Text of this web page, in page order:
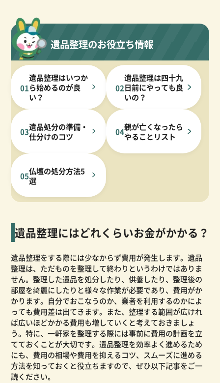
遺品整理のお役立ち情報
01
遺品整理はいつか
ら始めるのが良
い？
02
遺品整理は四十九
日前にやっても良
いの？
03遺品処分の準備・
仕分けのコツ
04親が亡くなったら
やることリスト
05仏壇の処分方法5
選
遺品整理にはどれくらいお金がかかる？
遺品整理をする際には少なからず費用が発生します。遺品
整理は、ただものを整理して終わりというわけではありま
せん。整理した遺品を処分したり、供養したり、整理後の
部屋を綺麗にしたりと様々な作業が必要であり、費用がか
かります。自分でおこなうのか、業者を利用するのかによ
っても費用差は出てきます。また、整理する範囲が広けれ
ば広いほどかかる費用も増していくと考えておきましょ
う。特に、一軒家を整理する際には事前に費用の計画を立
てておくことが大切です。遺品整理を効率よく進めるため
にも、費用の相場や費用を抑えるコツ、スムーズに進める
方法を知っておくと役立ちますので、ぜひ以下記事をご一
読ください。